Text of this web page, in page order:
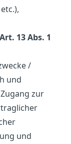
13 Abs. 1
/
und
zur
und